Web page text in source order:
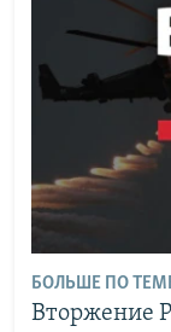
БОЛЬШЕ ПО
Вторжение